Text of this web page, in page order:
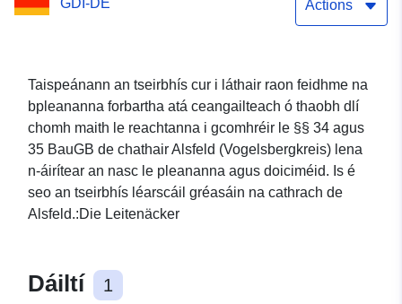
Actions
Taispeánann an tseirbhís cur i láthair raon feidhme na
bpleananna forbartha atá ceangailteach ó thaobh dlí
chomh maith le reachtanna i gcomhréir le §§ 34 agus
35 BauGB de chathair Alsfeld (Vogelsbergkreis) lena
n-áirítear an nasc le pleananna agus doiciméid. Is é
seo an tseirbhís léarscáil gréasáin na cathrach de
Alsfeld.:Die Leitenäcker
Dáiltí 1